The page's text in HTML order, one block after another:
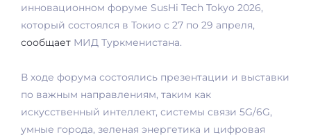
инновационном форуме SusHi Tech Tokyo 2026,
который состоялся в Токио с 27 по 29 апреля,
сообщает МИД Туркменистана.
В ходе форума состоялись презентации и выставки
по важным направлениям, таким как
искусственный интеллект, системы связи 5G/6G,
умные города, зеленая энергетика и цифровая